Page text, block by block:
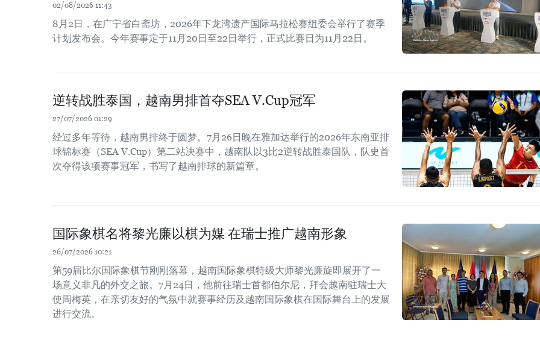
02/08/2026 11:43
8月2日，在广宁省白斋坊，2026年下龙湾遗产国际马拉松赛组委会举行了赛季
计划发布会。今年赛事定于11月20日至22日举行，正式比赛日为11月22日。
逆转战胜泰国，越南男排首夺SEA V.Cup冠军
27/07/2026 01:29
经过多年等待，越南男排终于圆梦。7月26日晚在雅加达举行的2026年东南亚排
球锦标赛（SEA V.Cup）第二站决赛中，越南队以3比2逆转战胜泰国队，队史首
次夺得该项赛事冠军，书写了越南排球的新篇章。
国际象棋名将黎光廉以棋为媒 在瑞士推广越南形象
26/07/2026 10:21
第59届比尔国际象棋节刚刚落幕，越南国际象棋特级大师黎光廉旋即展开了一
场意义非凡的外交之旅。7月24日，他前往瑞士首都伯尔尼，拜会越南驻瑞士大
使周梅英，在亲切友好的气氛中就赛事经历及越南国际象棋在国际舞台上的发展
进行交流。